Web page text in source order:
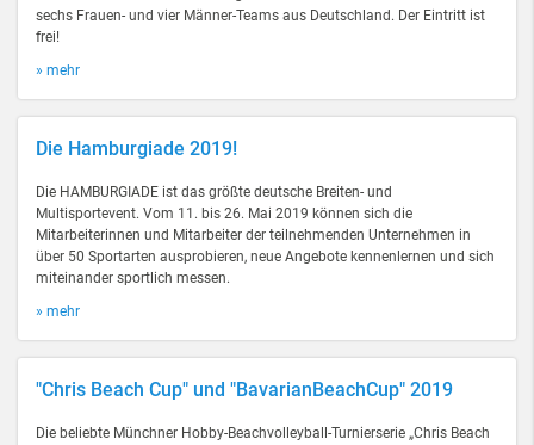
sechs Frauen- und vier Männer-Teams aus Deutschland. Der Eintritt ist
frei!
» mehr
Die Hamburgiade 2019!
Die HAMBURGIADE ist das größte deutsche Breiten- und
Multisportevent. Vom 11. bis 26. Mai 2019 können sich die
Mitarbeiterinnen und Mitarbeiter der teilnehmenden Unternehmen in
über 50 Sportarten ausprobieren, neue Angebote kennenlernen und sich
miteinander sportlich messen.
» mehr
"Chris Beach Cup" und "BavarianBeachCup" 2019
Die beliebte Münchner Hobby-Beachvolleyball-Turnierserie „Chris Beach